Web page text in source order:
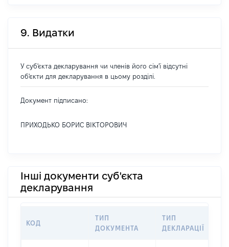
9. Видатки
У суб'єкта декларування чи членів його сім'ї відсутні
об'єкти для декларування в цьому розділі.
Документ підписано:
ПРИХОДЬКО БОРИС ВІКТОРОВИЧ
Інші документи суб'єкта
декларування
КОД
ТИП
ДОКУМЕНТА
ТИП
ДЕКЛАРАЦІЇ